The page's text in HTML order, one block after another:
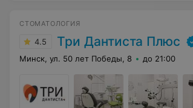
СТОМАТОЛОГИЯ
4.5 Три Дантиста Плюс
Минск, ул. 50 лет Победы, 8 до 21:00